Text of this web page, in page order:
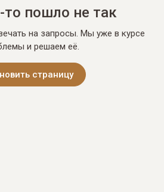
то пошло не так
на запросы. Мы уже в курсе
и решаем её.
страницу